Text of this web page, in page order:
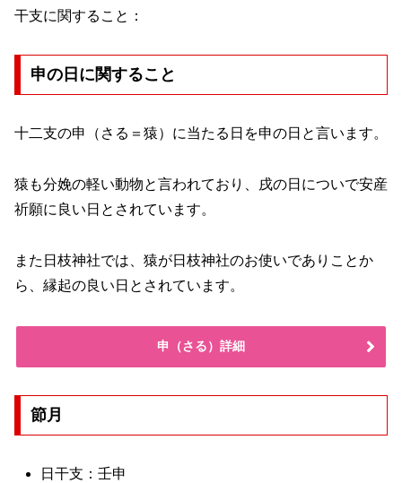
干支に関すること：
申の日に関すること
十二支の申（さる＝猿）に当たる日を申の日と言います。
猿も分娩の軽い動物と言われており、戌の日についで安産
祈願に良い日とされています。
また日枝神社では、猿が日枝神社のお使いでありことか
ら、縁起の良い日とされています。
申（さる）詳細
節月
日干支：壬申